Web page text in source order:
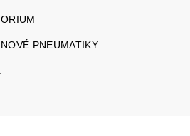
ORIUM
NOVÉ PNEUMATIKY